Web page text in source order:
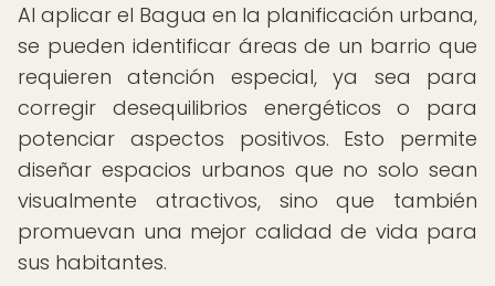
Al aplicar el Bagua en la planificación urbana,
se pueden identificar áreas de un barrio que
requieren atención especial, ya sea para
corregir desequilibrios energéticos o para
potenciar aspectos positivos. Esto permite
diseñar espacios urbanos que no solo sean
visualmente atractivos, sino que también
promuevan una mejor calidad de vida para
sus habitantes.